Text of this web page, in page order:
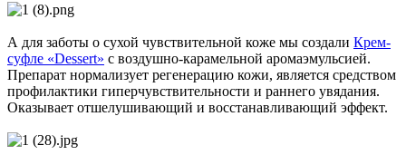
А для заботы о сухой чувствительной коже мы создали Крем-
суфле «Dessert» с воздушно-карамельной аромаэмульсией.
Препарат нормализует регенерацию кожи, является средством
профилактики гиперчувствительности и раннего увядания.
Оказывает отшелушивающий и восстанавливающий эффект.